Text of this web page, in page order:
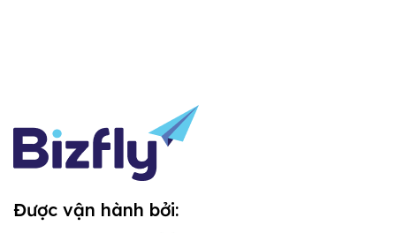
Được vận hành bởi: